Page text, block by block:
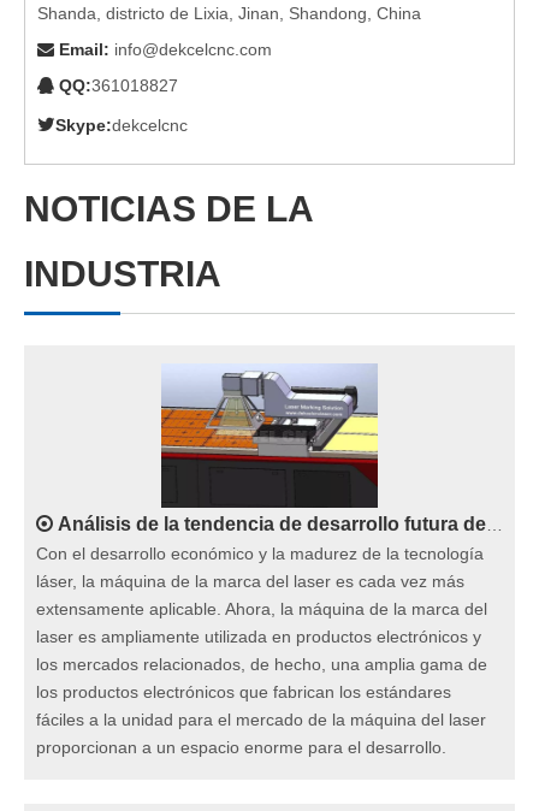
Shanda, districto de Lixia, Jinan, Shandong, China
 Email: info@dekcelcnc.com
 QQ:361018827
Skype:dekcelcnc
NOTICIAS DE LA
INDUSTRIA
Análisis de la tendencia de desarrollo futura de la industria de la máquina de la marca del laser
Con el desarrollo económico y la madurez de la tecnología
láser, la máquina de la marca del laser es cada vez más
extensamente aplicable. Ahora, la máquina de la marca del
laser es ampliamente utilizada en productos electrónicos y
los mercados relacionados, de hecho, una amplia gama de
los productos electrónicos que fabrican los estándares
fáciles a la unidad para el mercado de la máquina del laser
proporcionan a un espacio enorme para el desarrollo.